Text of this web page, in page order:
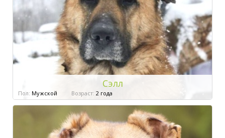
Сэлл
Пол: Мужской Возраст: 2 года